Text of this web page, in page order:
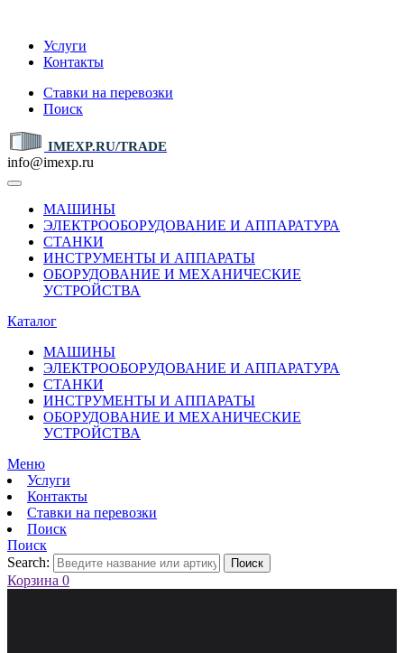
Услуги
Контакты
Ставки на перевозки
Поиск
IMEXP.RU/TRADE
info@imexp.ru
МАШИНЫ
ЭЛЕКТРООБОРУДОВАНИЕ И АППАРАТУРА
СТАНКИ
ИНСТРУМЕНТЫ И АППАРАТЫ
ОБОРУДОВАНИЕ И МЕХАНИЧЕСКИЕ
УСТРОЙСТВА
Каталог
МАШИНЫ
ЭЛЕКТРООБОРУДОВАНИЕ И АППАРАТУРА
СТАНКИ
ИНСТРУМЕНТЫ И АППАРАТЫ
ОБОРУДОВАНИЕ И МЕХАНИЧЕСКИЕ
УСТРОЙСТВА
Меню
Услуги
Контакты
Ставки на перевозки
Поиск
Поиск
Search:
Поиск
Корзина 0